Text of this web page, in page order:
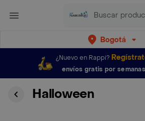
Bogotá
¿Nuevo en Rappi?
envíos gratis por semanas
Halloween